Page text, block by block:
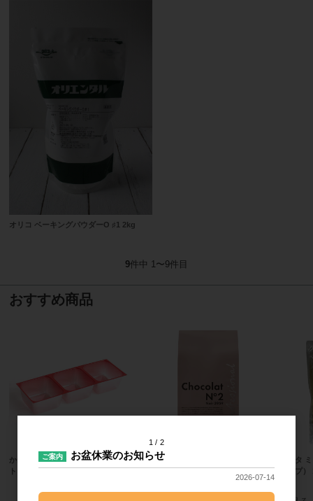
オリコ ベーキングパウダーO ♯1 2kg
9件中 1〜9件目
おすすめ商品
かねみつ インナートレーチョコレー
ト 3個用（チェリー）48862 200個
日新化工 ショコラ・ヌメロ ドゥノ
ヒラタ
タイプ
1 2
ご案内 お盆休業のお知らせ
2026-07-14